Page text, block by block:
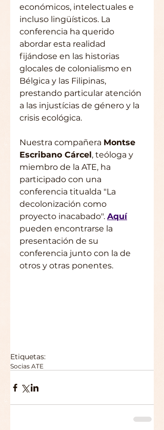
económicos, intelectuales e
incluso lingüísticos. La
conferencia ha querido
abordar esta realidad
fijándose en las historias
glocales de colonialismo en
Bélgica y las Filipinas,
prestando particular atención
a las injustícias de género y la
crisis ecológica.
Nuestra compañera Montse
Escribano Cárcel, teóloga y
miembro de la ATE, ha
participado con una
conferencia titualda "La
decolonización como
proyecto inacabado". Aquí
pueden encontrarse la
presentación de su
conferencia junto con la de
otros y otras ponentes.
Etiquetas:
Socias ATE